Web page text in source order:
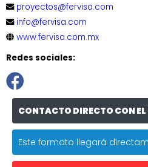
proyectos@fervisa.com
info@fervisa.com
www.fervisa.com.mx
Redes sociales:
CONTACTO DIRECTO CON EL
Este formato llegará